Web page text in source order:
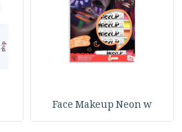
Face Makeup Neon w